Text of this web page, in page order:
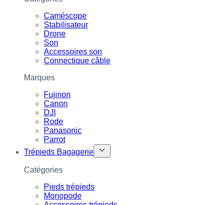
Caméscope
Stabilisateur
Drone
Son
Accessoires son
Connectique câble
Marques
Fujinon
Canon
DJI
Rode
Panasonic
Parrot
Trépieds Bagagerie
Catégories
Pieds trépieds
Monopode